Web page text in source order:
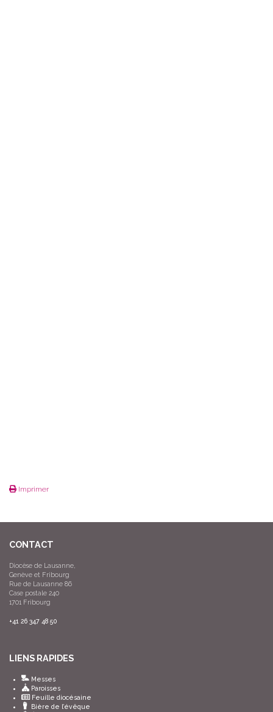
Imprimer
CONTACT
Diocèse de Lausanne,
Genève et Fribourg
Rue de Lausanne 86
Case postale 240
1701 Fribourg
+41 26 347 48 50
LIENS RAPIDES
Messes
Paroisses
Feuille diocésaine
Bière de l’évêque